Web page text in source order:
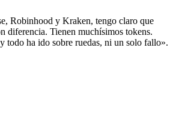
Robinhood y Kraken, tengo claro que
diferencia. Tienen muchísimos tokens.
todo ha ido sobre ruedas, ni un solo fallo».